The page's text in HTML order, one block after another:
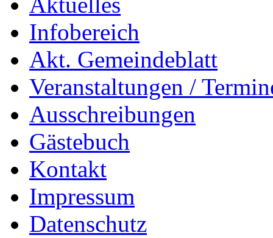
Infobereich
Akt. Gemeindeblatt
Veranstaltungen /
Ausschreibungen
Gästebuch
Kontakt
Impressum
Datenschutz